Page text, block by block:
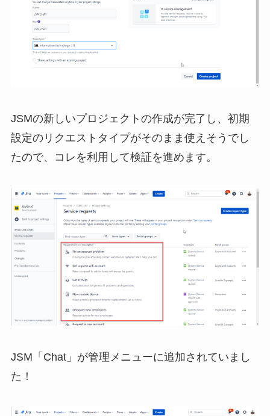
JSMの新しいプロジェクトの作成が完了し、初期
設定のリクエストタイプがそのまま使えそうでし
たので、コレを利用して検証を進めます。
JSM「Chat」が管理メニューに追加されていまし
た！